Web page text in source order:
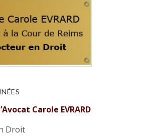
Carole EVRARD
Droit